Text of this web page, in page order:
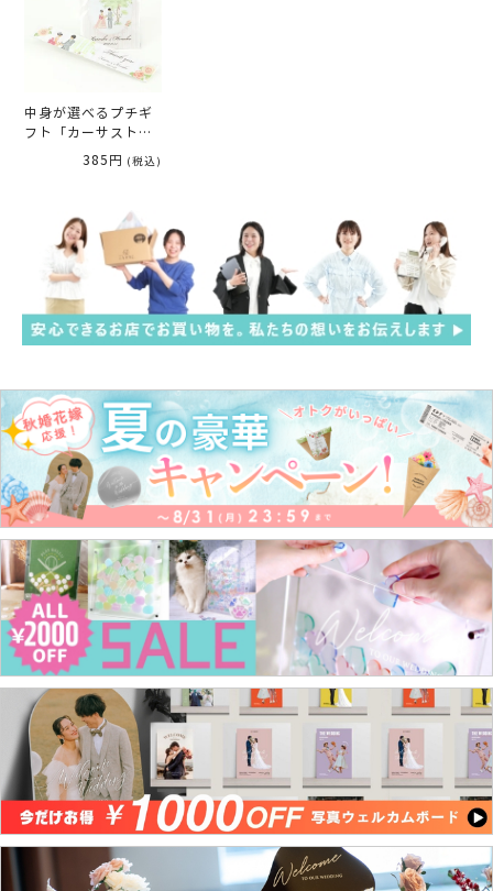
中身が選べるプチギ
フト「カーサストー
385円 (税込)